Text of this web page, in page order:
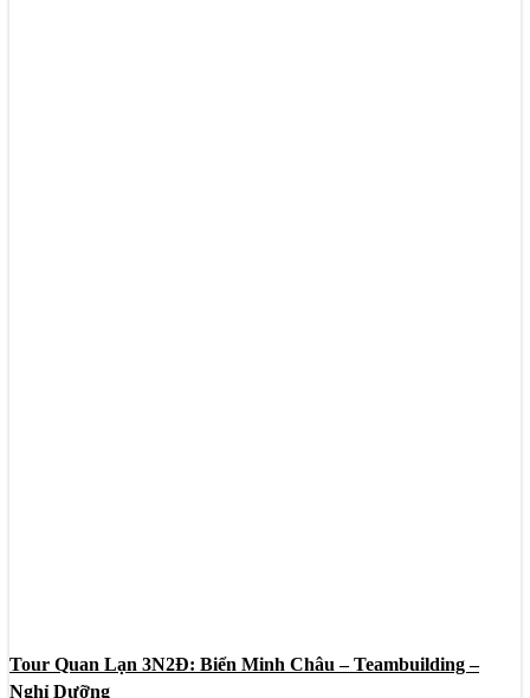
Tour Quan Lạn 3N2Đ: Biển Minh Châu – Teambuilding –
Nghỉ Dưỡng